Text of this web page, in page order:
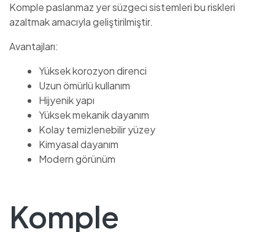
Komple paslanmaz yer süzgeci sistemleri bu riskleri
azaltmak amacıyla geliştirilmiştir.
Avantajları:
Yüksek korozyon direnci
Uzun ömürlü kullanım
Hijyenik yapı
Yüksek mekanik dayanım
Kolay temizlenebilir yüzey
Kimyasal dayanım
Modern görünüm
Komple